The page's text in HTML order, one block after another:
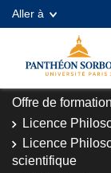
Aller à
Offre de formation
Licence
Licence
scientifique